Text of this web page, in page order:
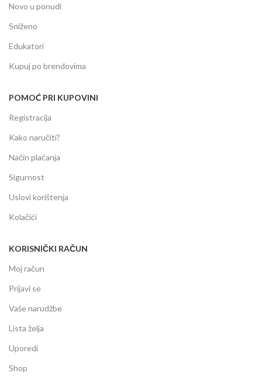
Novo u ponudi
Sniženo
Edukatori
Kupuj po brendovima
POMOĆ PRI KUPOVINI
Registracija
Kako naručiti?
Način plaćanja
Sigurnost
Uslovi korištenja
Kolačići
KORISNIČKI RAČUN
Moj račun
Prijavi se
Vaše narudžbe
Lista želja
Uporedi
Shop